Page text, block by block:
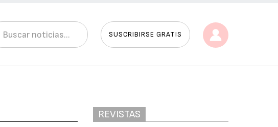
SUSCRIBIRSE GRATIS
REVISTAS